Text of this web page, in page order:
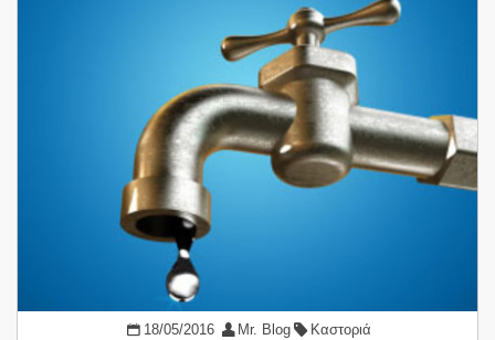
18/05/2016 Mr. Blog Καστοριά